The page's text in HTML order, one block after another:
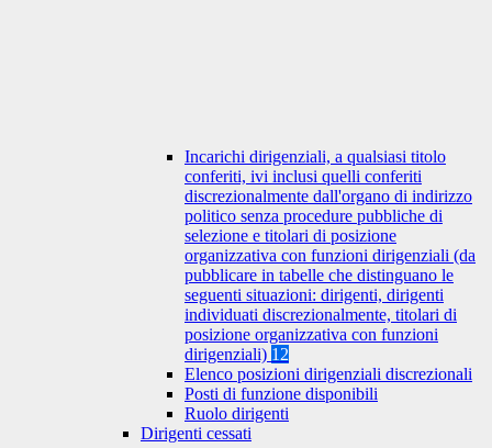
Incarichi dirigenziali, a qualsiasi titolo
conferiti, ivi inclusi quelli conferiti
discrezionalmente dall'organo di indirizzo
politico senza procedure pubbliche di
selezione e titolari di posizione
organizzativa con funzioni dirigenziali (da
pubblicare in tabelle che distinguano le
seguenti situazioni: dirigenti, dirigenti
individuati discrezionalmente, titolari di
posizione organizzativa con funzioni
dirigenziali) 12
Elenco posizioni dirigenziali discrezionali
Posti di funzione disponibili
Ruolo dirigenti
Dirigenti cessati